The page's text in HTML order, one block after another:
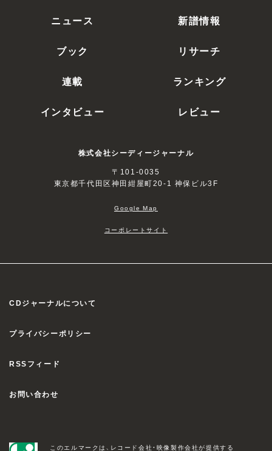
ニュース 新譜情報
ブック リサーチ
連載 ランキング
インタビュー レビュー
株式会社シーディージャーナル
〒101-0035
東京都千代田区神田紺屋町20-1 神保ビル3F
Google Map
コーポレートサイト
CDジャーナルについて
プライバシーポリシー
RSSフィード
お問い合わせ
このエルマークは、レコード会社・映像製作会社が提供する